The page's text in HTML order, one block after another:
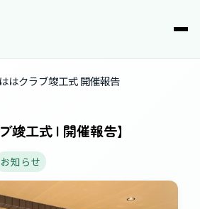
はクラブ竣工式 開催報告
竣工式 | 開催報告】
お知らせ